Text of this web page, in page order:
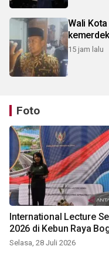
Wali
15 jam lalu
Foto
International Lecture
2026 di Kebun Raya
Selasa, 28 Juli 2026